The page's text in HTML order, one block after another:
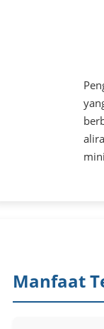
Manfaat